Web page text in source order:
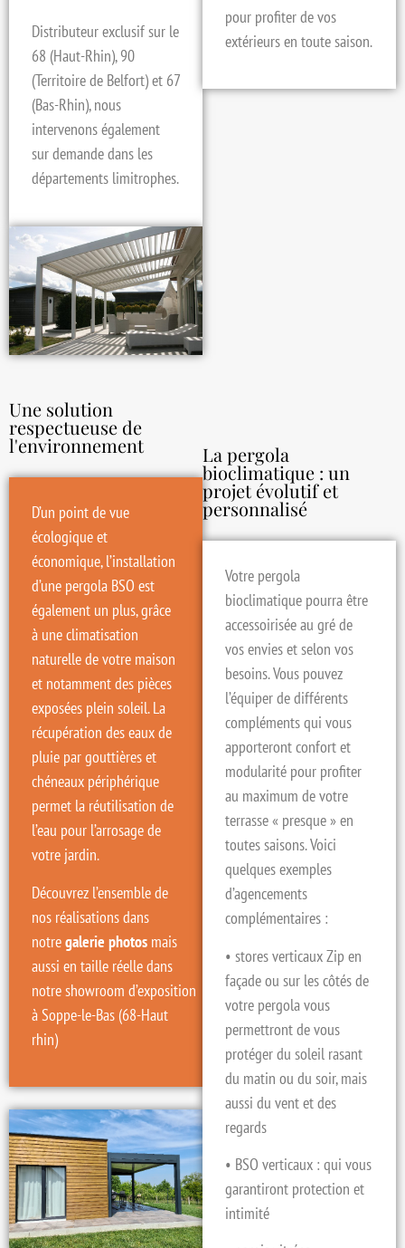
Distributeur exclusif sur le
68 (Haut-Rhin), 90
(Territoire de Belfort) et 67
(Bas-Rhin), nous
intervenons également
sur demande dans les
départements limitrophes.
pour profiter de vos
extérieurs en toute saison.
Une solution
respectueuse de
l'environnement
D’un point de vue
écologique et
économique, l’installation
d’une pergola BSO est
également un plus, grâce
à une climatisation
naturelle de votre maison
et notamment des pièces
exposées plein soleil. La
récupération des eaux de
pluie par gouttières et
chéneaux périphérique
permet la réutilisation de
l’eau pour l’arrosage de
votre jardin.
Découvrez l’ensemble de
nos réalisations dans
notregalerie photos mais
aussi en taille réelle dans
notreshowroom d’exposition
àSoppe-le-Bas (68-Haut
rhin)
La pergola
bioclimatique : un
projet évolutif et
personnalisé
Votre pergola
bioclimatique pourra être
accessoirisée au gré de
vos envies et selon vos
besoins. Vous pouvez
l’équiper de différents
compléments qui vous
apporteront confort et
modularité pour profiter
au maximum de votre
terrasse « presque » en
toutes saisons. Voici
quelques exemples
d’agencements
complémentaires :
• stores verticaux Zip en
façade ou sur les côtés de
votre pergola vous
permettront de vous
protéger du soleil rasant
du matin ou du soir, mais
aussi du vent et des
regards
• BSO verticaux : qui vous
garantiront protection et
intimité